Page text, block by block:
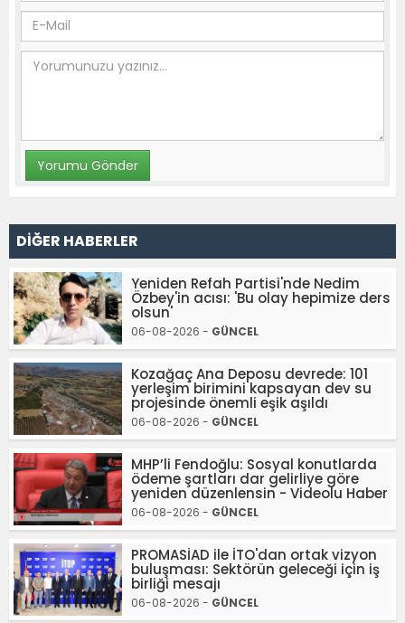
DİĞER HABERLER
Yeniden Refah Partisi'nde Nedim
Özbey'in acısı: 'Bu olay hepimize ders
olsun'
06-08-2026 - GÜNCEL
Kozağaç Ana Deposu devrede: 101
yerleşim birimini kapsayan dev su
projesinde önemli eşik aşıldı
06-08-2026 - GÜNCEL
MHP’li Fendoğlu: Sosyal konutlarda
ödeme şartları dar gelirliye göre
yeniden düzenlensin - Videolu Haber
06-08-2026 - GÜNCEL
PROMASİAD ile İTO'dan ortak vizyon
buluşması: Sektörün geleceği için iş
birliği mesajı
06-08-2026 - GÜNCEL